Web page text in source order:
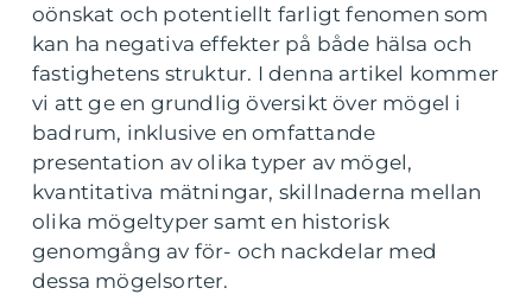
oönskat och potentiellt farligt fenomen som
kan ha negativa effekter på både hälsa och
fastighetens struktur. I denna artikel kommer
vi att ge en grundlig översikt över mögel i
badrum, inklusive en omfattande
presentation av olika typer av mögel,
kvantitativa mätningar, skillnaderna mellan
olika mögeltyper samt en historisk
genomgång av för- och nackdelar med
dessa mögelsorter.